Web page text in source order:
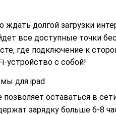
долгой загрузки
все доступные точки
где подключение к
устройство с собой!
оставаться в
зарядку больше 6-8